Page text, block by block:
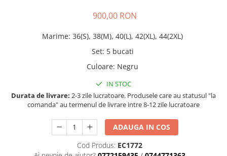
900,00 RON
Marime: 36(S), 38(M), 40(L), 42(XL), 44(2XL)
Set: 5 bucati
Culoare: Negru
IN STOC
Durata de livrare: 2-3 zile lucratoare. Produsele care au statusul "la
comanda" au termenul de livrare intre 8-12 zile lucratoare
ADAUGA IN COS
Cod Produs: EC1772